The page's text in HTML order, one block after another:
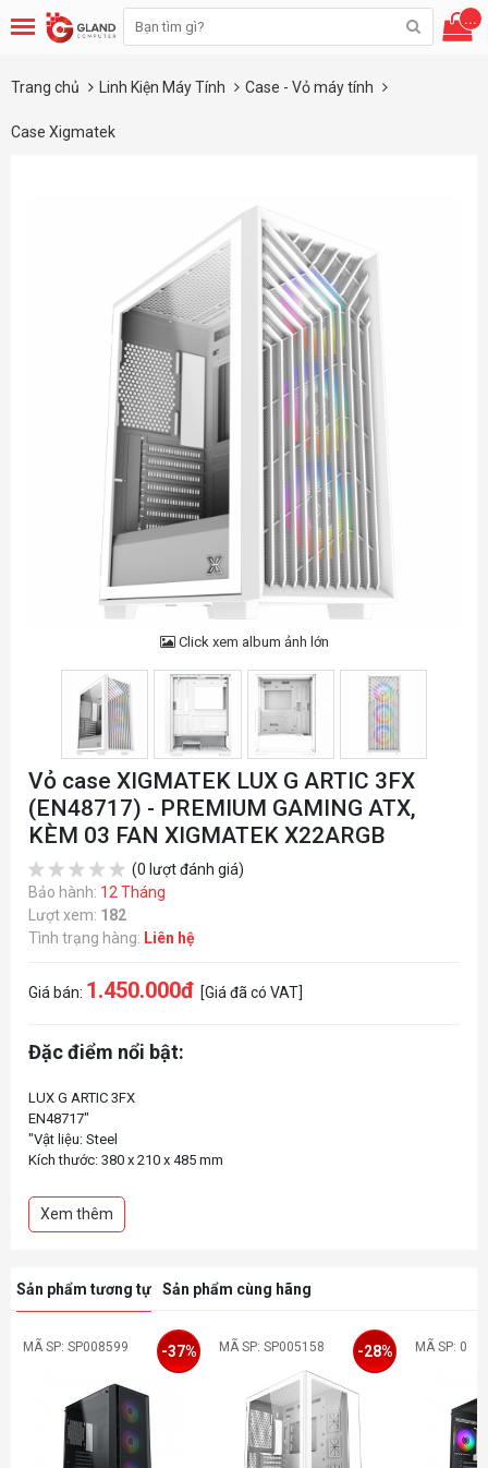
...
Trang chủ Linh Kiện Máy Tính Case - Vỏ máy tính
Case Xigmatek
Click xem album ảnh lớn
Vỏ case XIGMATEK LUX G ARTIC 3FX
(EN48717) - PREMIUM GAMING ATX,
KÈM 03 FAN XIGMATEK X22ARGB
(0 lượt đánh giá)
Bảo hành: 12 Tháng
Lượt xem: 182
Tình trạng hàng: Liên hệ
Giá bán: 1.450.000đ [Giá đã có VAT]
Đặc điểm nổi bật:
LUX G ARTIC 3FX
EN48717"
"Vật liệu: Steel
Kích thước: 380 x 210 x 485 mm
Khe mở rộng: 7 slots
Hỗ trợ Mainboard: ATX, Micro-ATX, ITX
Hỗ trợ VGA 330mm
"FAN HỆ THỐNG - Trước: 120mm x 3 (lắp sẵn)
Sau: 120mm fan x 1 (tùy chọn)
Xem thêm
Sản phẩm tương tự Sản phẩm cùng hãng
MÃ SP: SP008599 -37% MÃ SP: SP005158 -28% MÃ SP: 0